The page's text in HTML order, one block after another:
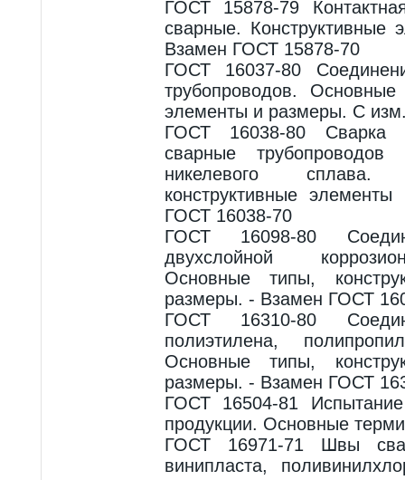
ГОСТ 15878-79
сварные.
Взамен ГОСТ 15878-70
ГОСТ 16037-80
трубопроводов. Основные
элементы и размеры. С
ГОСТ 16038-80 Сварка
сварные
никелевого
конструктивные
ГОСТ 16038-70
ГОСТ 16098-80
двухслойной
Основные типы,
размеры. - Взамен ГОСТ
ГОСТ 16310-80
полиэтилена,
Основные типы,
размеры. - Взамен ГОСТ
ГОСТ 16504-81
продукции. Основные
ГОСТ 16971-71 Швы
винипласта,